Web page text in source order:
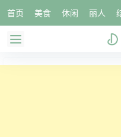
首页 美食 休闲 丽人